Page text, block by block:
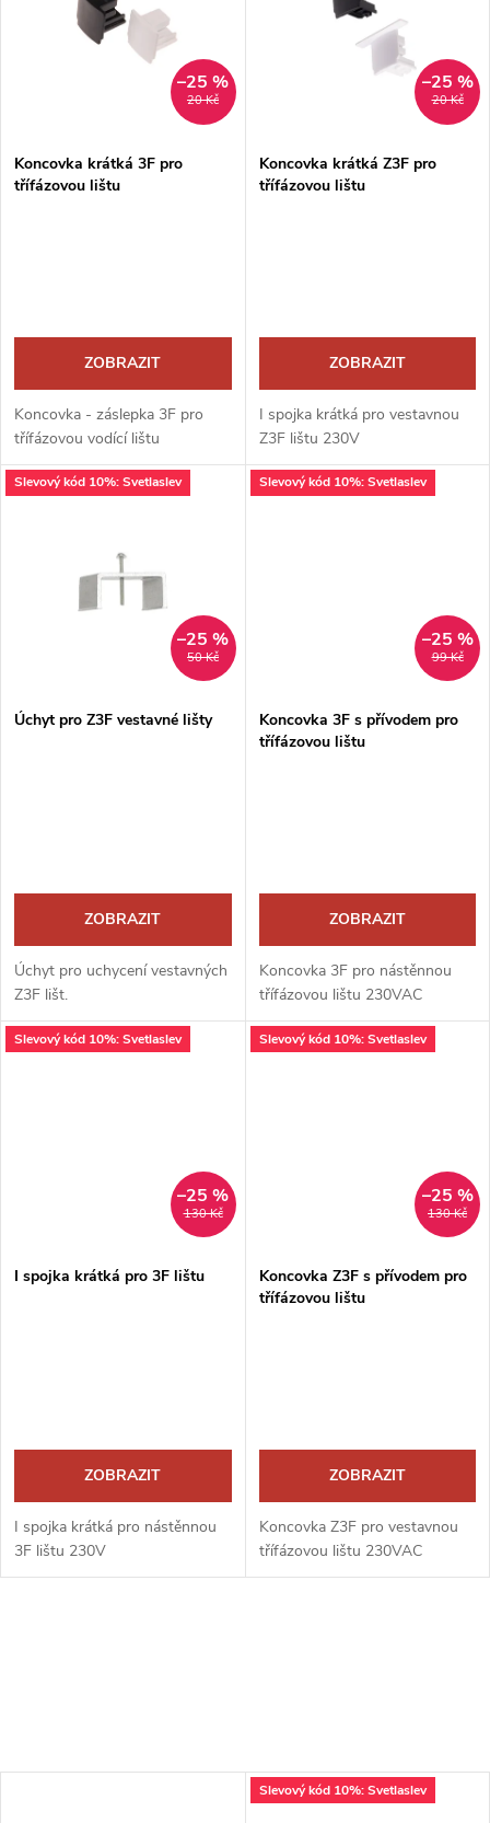
p
d
u
k
t
s
p
u
k
20 Kč
–25 %
Koncovka krátká 3F pro
třífázovou lištu
ZOBRAZIT
Koncovka - záslepka 3F pro
třífázovou vodící lištu
20 Kč
–25 %
Koncovka krátká Z3F pro
třífázovou lištu
ZOBRAZIT
I spojka krátká pro vestavnou
Z3F lištu 230V
Slevový kód 10%: Svetlaslev
50 Kč
–25 %
Úchyt pro Z3F vestavné lišty
ZOBRAZIT
Úchyt pro uchycení vestavných
Z3F lišt.
Slevový kód 10%: Svetlaslev
99 Kč
–25 %
Koncovka 3F s přívodem pro
třífázovou lištu
ZOBRAZIT
Koncovka 3F pro nástěnnou
třífázovou lištu 230VAC
Slevový kód 10%: Svetlaslev
130 Kč
–25 %
I spojka krátká pro 3F lištu
ZOBRAZIT
I spojka krátká pro nástěnnou
3F lištu 230V
Slevový kód 10%: Svetlaslev
130 Kč
–25 %
Koncovka Z3F s přívodem pro
třífázovou lištu
ZOBRAZIT
Koncovka Z3F pro vestavnou
třífázovou lištu 230VAC
Slevový kód 10%: Svetlaslev